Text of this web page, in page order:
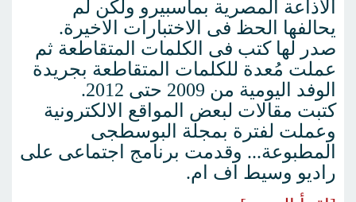
الاذاعة المصرية بماسبيرو ولكن لم
يحالفها الحظ فى الاختبارات الاخيرة.
صدر لها كتب فى الكلمات المتقاطعة ثم
عملت مُعدة للكلمات المتقاطعة بجريدة
الوفد اليومية من 2009 حتى 2012.
كتبت مقالات لبعض المواقع الالكترونية
وعملت لفترة بمجلة البوسطجى
المطبوعة... وقدمت برنامج اجتماعى على
راديو وسيط اف ام.